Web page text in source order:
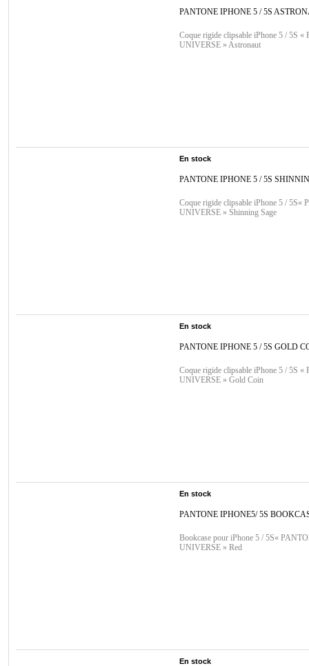
PANTONE IPHONE 5 / 5S
Coque rigide clipsable iPhone 5 / 5S «
UNIVERSE » Astronaut
En stock
PANTONE IPHONE 5 / 5S
Coque rigide clipsable iPhone 5 / 5S«
UNIVERSE » Shinning Sage
En stock
PANTONE IPHONE 5 / 5S GOLD
Coque rigide clipsable iPhone 5 / 5S «
UNIVERSE » Gold Coin
En stock
PANTONE IPHONE5/ 5S
Bookcase pour iPhone 5 / 5S«
UNIVERSE » Red
En stock